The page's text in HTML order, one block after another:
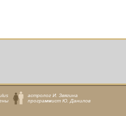
астролог И. Звягина
программист Ю. Данилов